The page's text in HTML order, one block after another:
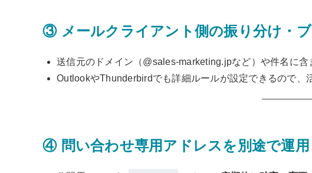
③ メールクライアント側の振り分け・
送信元のドメイン（@sales-marketing.jpなど）や件名に
OutlookやThunderbirdでも詳細ルールが設定できるので、
④ 問い合わせ専用アドレスを別途で運用